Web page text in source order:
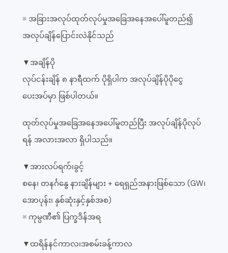
※ အခြားအလုပ်ထုတ်လုပ်မှုအခြေအနေအပေါ်မူတည်၍
အလုပ်ချိန်ပြောင်းလဲနိုင်သည်
▼အချိန်ပို
လုပ်ငန်းချိန် ၈ နာရီထက် ပိုရှိပါက အလုပ်ချိန်ပိုပိုငွေ
ပေးအပ်မှာ ဖြစ်ပါတယ်။
ထုတ်လုပ်မှုအခြေအနေအပေါ်မူတည်ပြီး အလုပ်ချိန်ပိုလုပ်
ရန် အလားအလာ ရှိပါသည်။
▼အားလပ်ရက်၊ခွင့်
စနေ၊ တနင်္ဂနွေ နားချိန်များ + ရေရှည်အနားဖြစ်သော (GW၊
အောပုန်း၊ နှစ်ဆုံးနှင့်နှစ်အစ)
※ ကုမ္ပဏီ၏ ပြက္ခဒိန်အရ
▼ထရိန်နင်ကာလ၊အစမ်းခန့်ကာလ